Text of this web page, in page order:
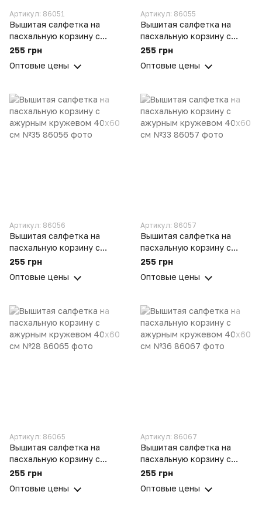
Артикул: 86051
Вышитая салфетка на
пасхальную корзину с
ажурным кружевом 40х60
255 грн
Оптовые цены
Артикул: 86055
Вышитая салфетка на
пасхальную корзину с
ажурным кружевом 40х60
255 грн
Оптовые цены
Артикул: 86056
Вышитая салфетка на
пасхальную корзину с
ажурным кружевом 40х60
255 грн
Оптовые цены
Артикул: 86057
Вышитая салфетка на
пасхальную корзину с
ажурным кружевом 40х60
255 грн
Оптовые цены
Артикул: 86065
Вышитая салфетка на
пасхальную корзину с
ажурным кружевом 40х60
255 грн
Оптовые цены
Артикул: 86067
Вышитая салфетка на
пасхальную корзину с
ажурным кружевом 40х60
255 грн
Оптовые цены